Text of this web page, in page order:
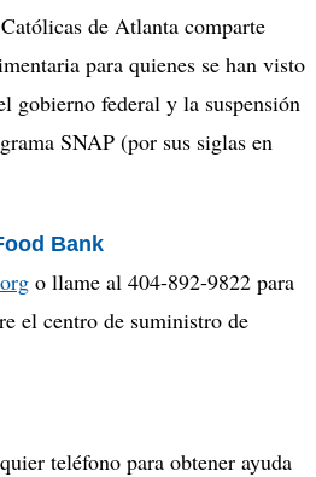
de Atlanta comparte
para quienes se han visto
gobierno federal y la suspensión
SNAP (por sus siglas en
Bank
ollame al 404-892-9822 para
el centro de suministro de
teléfono para obtener ayuda